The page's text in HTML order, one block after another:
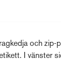
och
I vänster